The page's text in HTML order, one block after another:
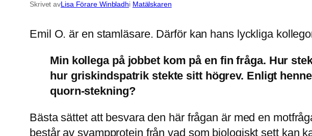
Skrivet avLisa Förare Winbladhi Matälskaren
Emil O. är en stamläsare. Därför kan hans lyckliga
Min kollega på jobbet kom på en fin fråga. Hur
hur griskindspatrik stekte sitt högrev. Enligt
quorn-stekning?
Bästa sättet att besvara den här frågan är med en
består av svampprotein från vad som biologiskt sett kan